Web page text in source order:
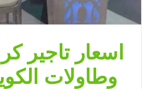
اسعار تاجير
وطاولات